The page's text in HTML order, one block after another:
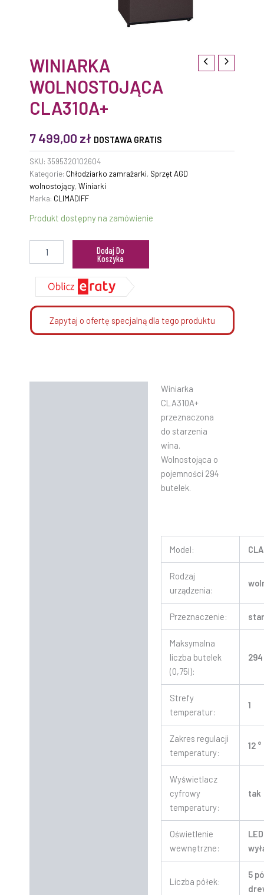
WINIARKA
WOLNOSTOJĄCA
CLA310A+
7 499,00 zł DOSTAWA GRATIS
SKU: 3595320102604
Kategorie: Chłodziarko zamrażarki, Sprzęt AGD
wolnostojący,Winiarki
Marka: CLIMADIFF
Produkt dostępny na zamówienie
Dodaj Do
Koszyka
Zapytaj o ofertę specjalną dla tego produktu
Winiarka
CLA310A+
przeznaczona
do starzenia
wina.
Wolnostojąca o
pojemności 294
butelek.
Model:
Rodzaj
urządzenia:
Przeznaczenie:
Maksymalna
liczba butelek
(0,75l):
294
Strefy
temperatur:
1
Zakres regulacji
temperatury:
12
Wyświetlacz
cyfrowy
temperatury:
tak
Oświetlenie
wewnętrzne:
Liczba półek:
5